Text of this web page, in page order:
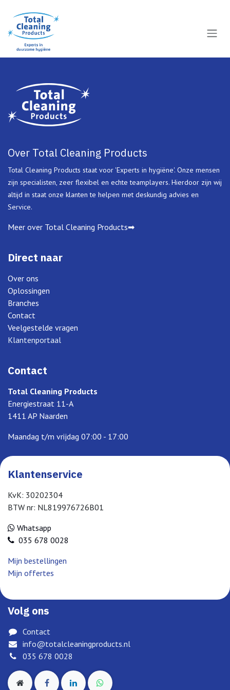
Over Total Cleaning Products
Total Cleaning Products staat voor 'Experts in hygiëne'. Onze mensen
zijn specialisten, zeer flexibel en echte teamplayers. Hierdoor zijn wij
altijd in staat onze klanten te helpen met deskundig advies en
Service.
Meer over Total Cleaning Products➡
Direct naar
Over ons
Oplossingen
Branches
Contact
Veelgestelde vragen
Klantenportaal
Contact
Total Cleaning Products
Energiestraat 11-A
1411 AP Naarden
Maandag t/m vrijdag 07:00 - 17:00
Klantenservice
KvK: 30202304
BTW nr: NL819976726B01
Whatsapp
035 678 0028
Mijn bestellingen
Mijn offertes
Volg ons
Contact
info@totalcleaningproducts.nl
035 678 0028